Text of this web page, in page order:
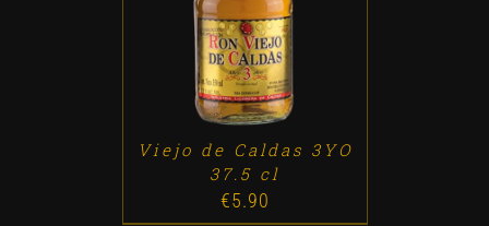
ADD TO CART DETALLES
Viejo de Caldas 3YO
37.5 cl
€5.90